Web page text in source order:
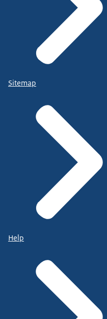
Sitemap
Help